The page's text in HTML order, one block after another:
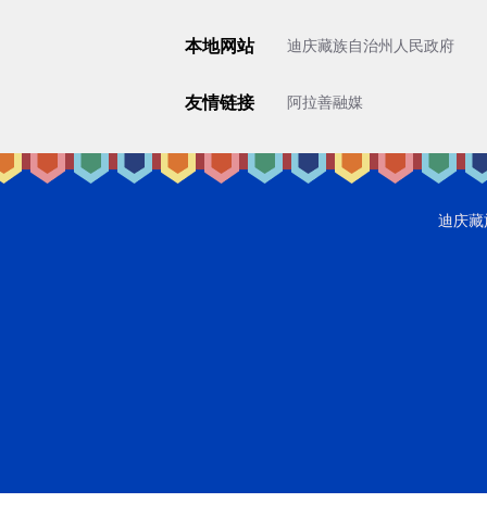
本地网站 迪庆藏族自治州人民政府
友情链接 阿拉善融媒
迪庆